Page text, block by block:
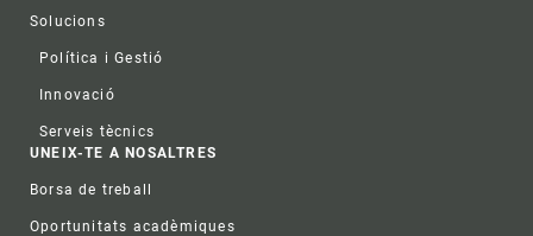
Solucions
Política i Gestió
Innovació
Serveis tècnics
UNEIX-TE A NOSALTRES
Borsa de treball
Oportunitats acadèmiques